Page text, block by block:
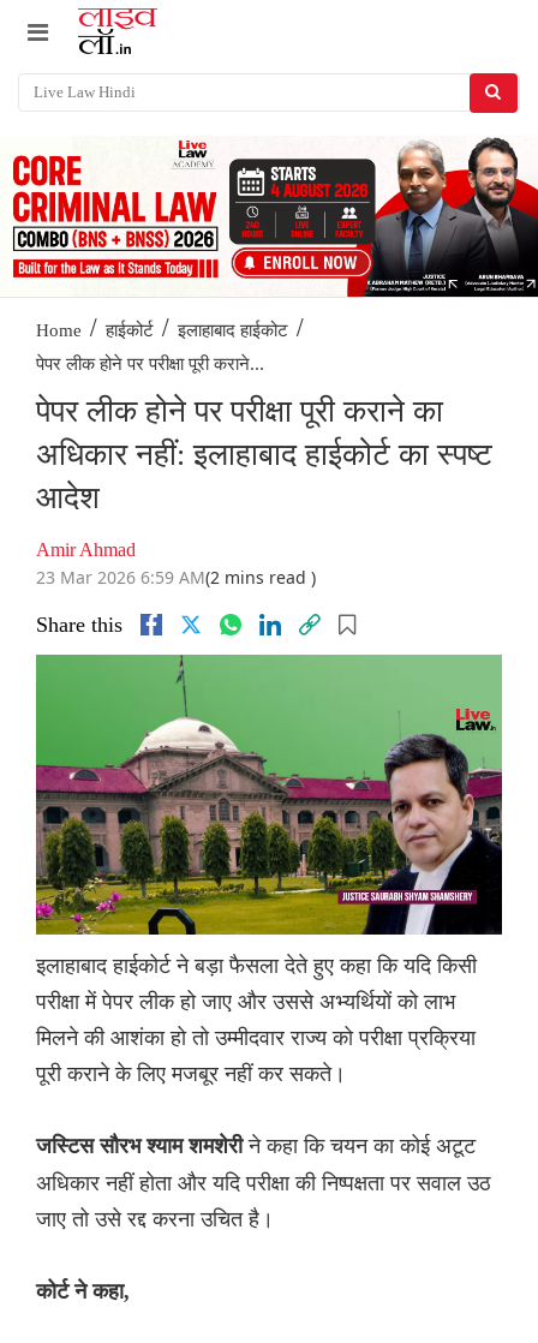
Home / हाईकोर्ट / इलाहाबाद हाईकोट /
पेपर लीक होने पर परीक्षा पूरी कराने...
पेपर लीक होने पर परीक्षा पूरी कराने का
अधिकार नहीं: इलाहाबाद हाईकोर्ट का स्पष्ट
आदेश
Amir Ahmad
23 Mar 2026 6:59 AM(2 mins read )
Share this
इलाहाबाद हाईकोर्ट ने बड़ा फैसला देते हुए कहा कि यदि किसी
परीक्षा में पेपर लीक हो जाए और उससे अभ्यर्थियों को लाभ
मिलने की आशंका हो तो उम्मीदवार राज्य को परीक्षा प्रक्रिया
पूरी कराने के लिए मजबूर नहीं कर सकते।
जस्टिस सौरभ श्याम शमशेरीने कहा कि चयन का कोई अटूट
अधिकार नहीं होता और यदि परीक्षा की निष्पक्षता पर सवाल उठ
जाए तो उसे रद्द करना उचित है।
कोर्ट ने कहा,